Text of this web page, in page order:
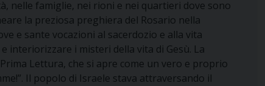
nelle famiglie, nei rioni e nei quartieri dove sono
la preziosa preghiera del Rosario nella
e sante vocazioni al sacerdozio e alla vita
interiorizzare i misteri della vita di Gesù. La
Lettura, che si apre come un vero e proprio
Il popolo di Israele stava attraversando il